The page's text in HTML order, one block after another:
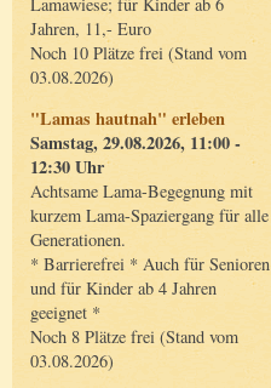
Jahren, 11,- Euro
Noch 10 Plätze frei (Stand vom
03.08.2026)
"Lamas hautnah" erleben
Samstag, 29.08.2026, 11:00 -
12:30 Uhr
Achtsame Lama-Begegnung mit
kurzem Lama-Spaziergang für alle
Generationen.
* Barrierefrei * Auch für Senioren
und für Kinder ab 4 Jahren
geeignet *
Noch 8 Plätze frei (Stand vom
03.08.2026)